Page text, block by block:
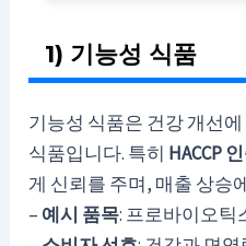
1) 기능성 식품
기능성 식품은 건강 개선
식품입니다. 특히 HACCP
게 신뢰를 주며, 매출 상승
– 예시 품목: 프로바이오틱